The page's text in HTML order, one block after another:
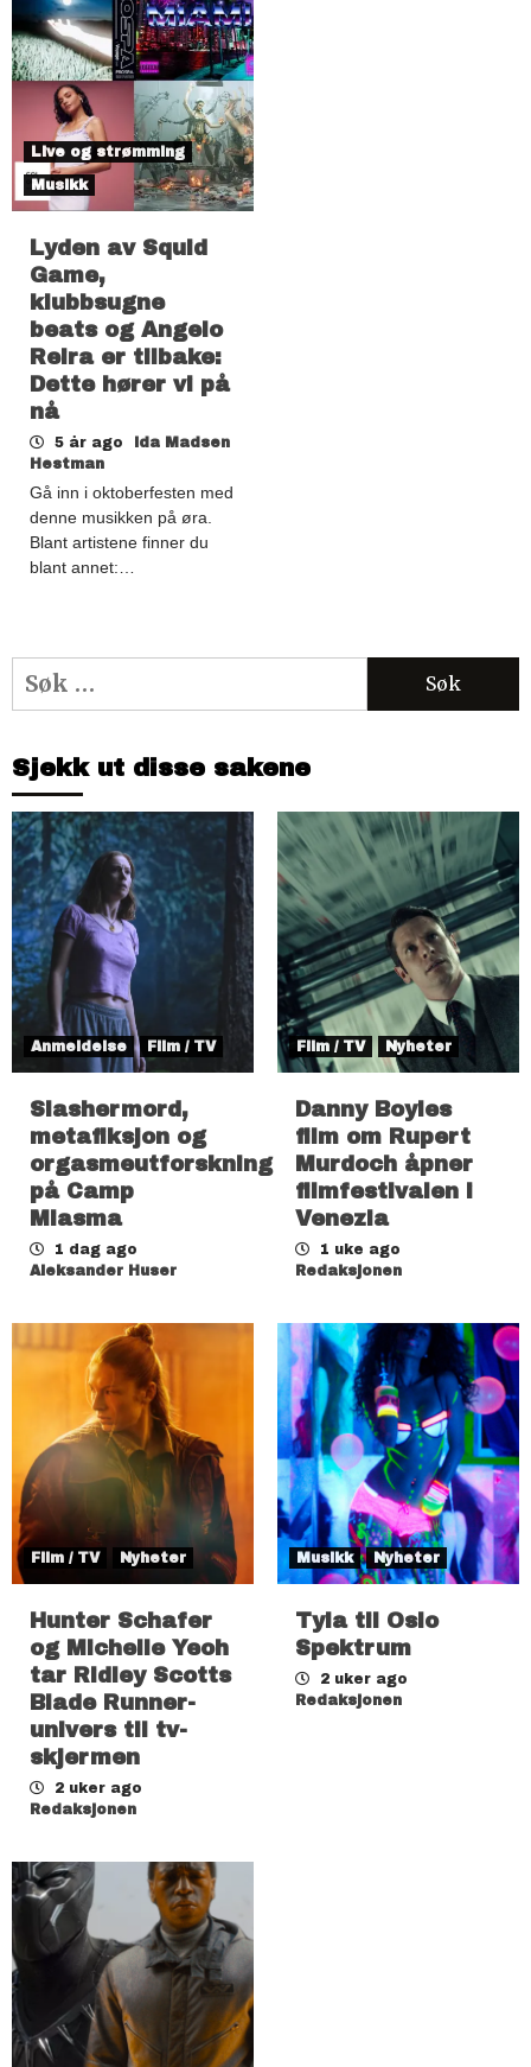
Live og strømming
Musikk
Lyden av Squid
Game,
klubbsugne
beats og Angelo
Reira er tilbake:
Dette hører vi på
nå
5 år ago
Ida Madsen
Hestman
Gå inn i oktoberfesten med
denne musikken på øra.
Blant artistene finner du
blant annet:…
Søk
etter:
Sjekk ut disse sakene
Anmeldelse Film / TV
Slashermord,
metafiksjon og
orgasmeutforskning
på Camp
Miasma
1 dag ago
Aleksander Huser
Film / TV Nyheter
Danny Boyles
film om Rupert
Murdoch åpner
filmfestivalen i
Venezia
1 uke ago
Redaksjonen
Film / TV Nyheter
Hunter Schafer
og Michelle Yeoh
tar Ridley Scotts
Blade Runner-
univers til tv-
skjermen
2 uker ago
Redaksjonen
Musikk Nyheter
Tyla til Oslo
Spektrum
2 uker ago
Redaksjonen